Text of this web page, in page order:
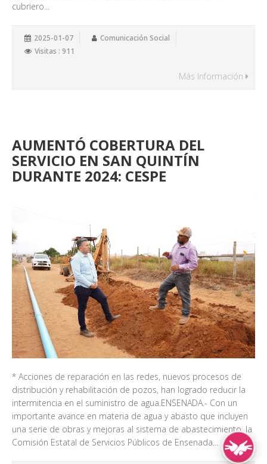
cubriero...
2025-01-07
Comunicación Social
Visitas : 911
Más Información
AUMENTÓ COBERTURA DEL
SERVICIO EN SAN QUINTÍN
DURANTE 2024: CESPE
* Acciones de reparación en las redes, nuevos procesos de
distribución y rehabilitación de pozos, han logrado reducir la
intermitencia en el suministro de agua.ENSENADA.- Con un
importante avance en materia de agua y abasto que incluyen
una serie de obras y mejoras al sistema de abastecimiento, la
Comisión Estatal de Servicios Públicos de Ensenada...
Lengua de